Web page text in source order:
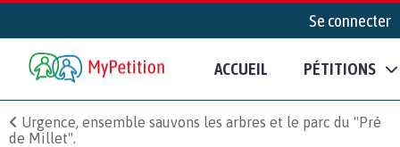
Se connecter
ACCUEIL PÉTITIONS
Urgence, ensemble sauvons les arbres et le parc du "Pré
de Millet".